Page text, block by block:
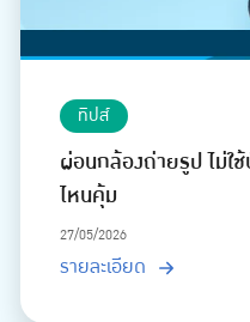
ทิปส์
ผ่อนกล้องถ่ายรูป ไม่ใ
ไหนคุ้ม
27/05/2026
รายละเอียด